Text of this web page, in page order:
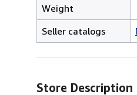
Weight
Seller catalogs
Store Description